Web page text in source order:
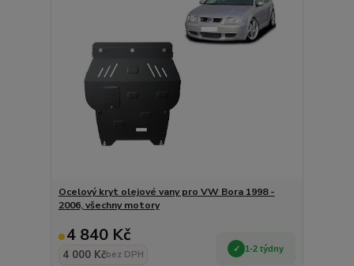
Ocelový kryt olejové vany pro VW Bora 1998 -
2006, všechny motory
4 840 Kč
4 000 Kčbez DPH
1-2 týdny